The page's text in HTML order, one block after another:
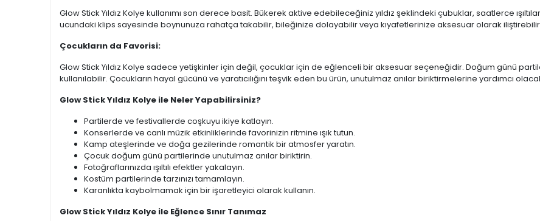
Glow Stick Yıldız Kolye kullanımı son derece basit. Bükerek aktive edebileceğiniz yıldız şeklindeki çubuklar, saatlerce
ucundaki klips sayesinde boynunuza rahatça takabilir, bileğinize dolayabilir veya kıyafetlerinize aksesuar olarak
Çocukların da Favorisi:
Glow Stick Yıldız Kolye sadece yetişkinler için değil, çocuklar için de eğlenceli bir aksesuar seçeneğidir. Doğum günü
kullanılabilir. Çocukların hayal gücünü ve yaratıcılığını teşvik eden bu ürün, unutulmaz anılar biriktirmelerine yardımcı
Glow Stick Yıldız Kolye ile Neler Yapabilirsiniz?
Partilerde ve festivallerde coşkuyu ikiye katlayın.
Konserlerde ve canlı müzik etkinliklerinde favorinizin ritmine ışık tutun.
Kamp ateşlerinde ve doğa gezilerinde romantik bir atmosfer yaratın.
Çocuk doğum günü partilerinde unutulmaz anılar biriktirin.
Fotoğraflarınızda ışıltılı efektler yakalayın.
Kostüm partilerinde tarzınızı tamamlayın.
Karanlıkta kaybolmamak için bir işaretleyici olarak kullanın.
Glow Stick Yıldız Kolye ile Eğlence Sınır Tanımaz